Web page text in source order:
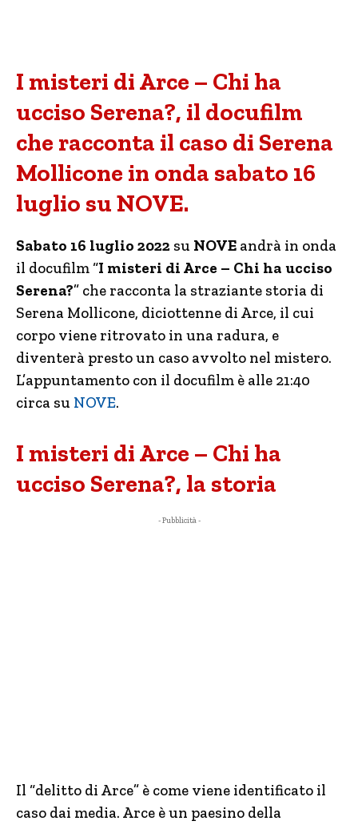
I misteri di Arce – Chi ha
ucciso Serena?, il docufilm
che racconta il caso di Serena
Mollicone in onda sabato 16
luglio su NOVE.
Sabato 16 luglio 2022 su NOVE andrà in onda
il docufilm “I misteri di Arce – Chi ha ucciso
Serena?” che racconta la straziante storia di
Serena Mollicone, diciottenne di Arce, il cui
corpo viene ritrovato in una radura, e
diventerà presto un caso avvolto nel mistero.
L’appuntamento con il docufilm è alle 21:40
circa su NOVE.
I misteri di Arce – Chi ha
ucciso Serena?, la storia
- Pubblicità -
Il “delitto di Arce” è come viene identificato il
caso dai media. Arce è un paesino della